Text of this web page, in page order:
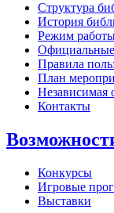
Структура
История
Режим
Правила
План
Независимая
Контакты
Конкурсы
Игровые
Выставки